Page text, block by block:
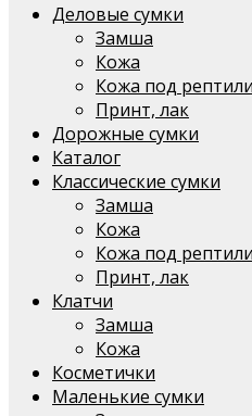
Деловые сумки
Замша
Кожа
Кожа под
Принт, лак
Дорожные сумки
Каталог
Классические сумки
Замша
Кожа
Кожа под
Принт, лак
Клатчи
Замша
Кожа
Косметички
Маленькие сумки